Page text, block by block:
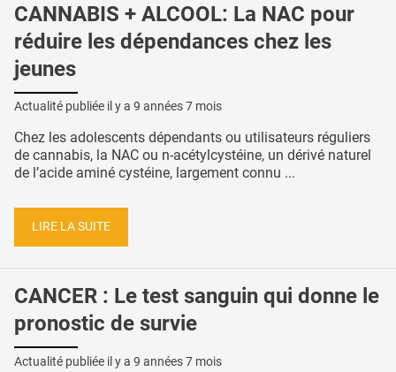
CANNABIS + ALCOOL: La NAC pour
réduire les dépendances chez les
jeunes
Actualité publiée il y a 9 années 7 mois
Chez les adolescents dépendants ou utilisateurs réguliers
de cannabis, la NAC ou n-acétylcystéine, un dérivé naturel
de l’acide aminé cystéine, largement connu ...
LIRE LA SUITE
CANCER : Le test sanguin qui donne le
pronostic de survie
Actualité publiée il y a 9 années 7 mois